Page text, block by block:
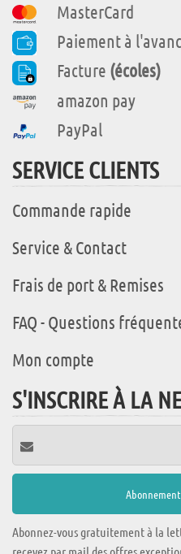
MasterCard
Paiement à
Facture (écoles)
amazon pay
PayPal
SERVICE CLIENTS
Commande rapide
Service & Contact
Frais de port & Remises
FAQ - Questions
Mon compte
S'INSCRIRE À LA
Abonnez-vous gratuitement à la
recevez par mail des offres